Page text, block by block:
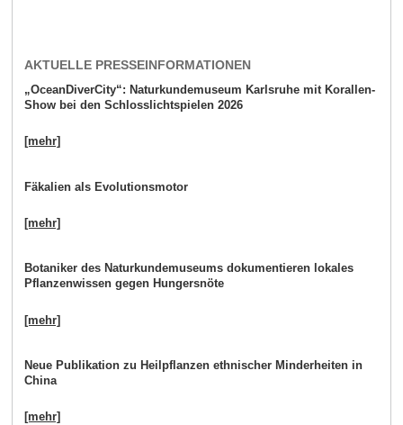
AKTUELLE PRESSEINFORMATIONEN
„OceanDiverCity“: Naturkundemuseum Karlsruhe mit Korallen-
Show bei den Schlosslichtspielen 2026
[mehr]
Fäkalien als Evolutionsmotor
[mehr]
Botaniker des Naturkundemuseums dokumentieren lokales
Pflanzenwissen gegen Hungersnöte
[mehr]
Neue Publikation zu Heilpflanzen ethnischer Minderheiten in
China
[mehr]